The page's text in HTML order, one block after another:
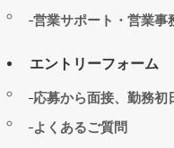
営業サポート・営業事
エントリーフォーム
応募から面接、勤務初
よくあるご質問